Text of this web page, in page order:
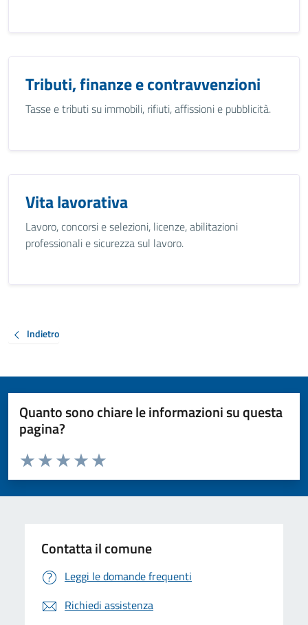
Tributi, finanze e contravvenzioni
Tasse e tributi su immobili, rifiuti, affissioni e pubblicità.
Vita lavorativa
Lavoro, concorsi e selezioni, licenze, abilitazioni
professionali e sicurezza sul lavoro.
Indietro
Quanto sono chiare le informazioni su questa
pagina?
Valuta da 1 a 5 stelle la pagina
Valuta 5 stelle su 5
Valuta 4 stelle su 5
Valuta 3 stelle su 5
Valuta 2 stelle su 5
Valuta 1 stelle su 5
Contatta il comune
Leggi le domande frequenti
Richiedi assistenza